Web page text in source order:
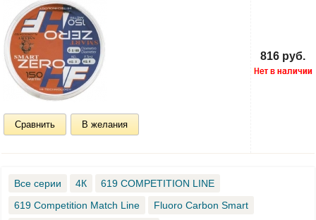
Сравнить В желания
816 руб.
Все серии 4К
619 COMPETITION LINE
619 Competition Match Line
Fluoro Carbon Smart